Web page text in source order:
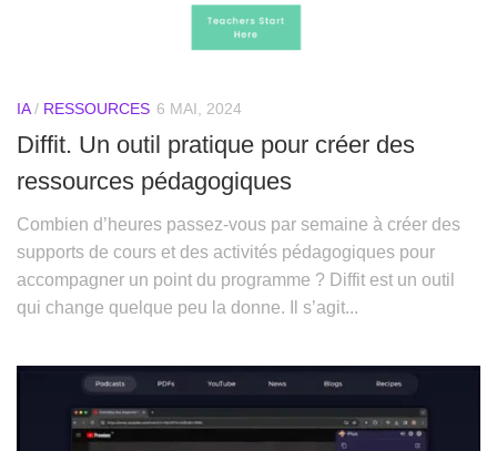
IA/ RESSOURCES 6 MAI, 2024
Diffit. Un outil pratique pour créer des
ressources pédagogiques
Combien d’heures passez-vous par semaine à créer des
supports de cours et des activités pédagogiques pour
accompagner un point du programme ? Diffit est un outil
qui change quelque peu la donne. Il s’agit...